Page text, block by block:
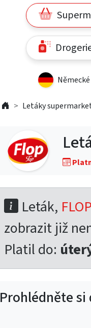
Letáky
Leták,
zobrazit již
Platil do:
Prohlédněte si